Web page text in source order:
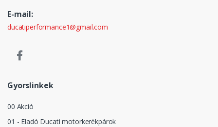
E-mail:
ducatiperformance1@gmail.com
Gyorslinkek
00 Akció
01 - Eladó Ducati motorkerékpárok